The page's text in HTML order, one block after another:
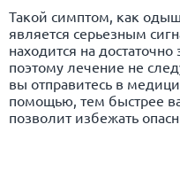
Такой симптом, как
является серьезным
находится на
поэтому лечение не
вы отправитесь в
помощью, тем быстрее
позволит избежать